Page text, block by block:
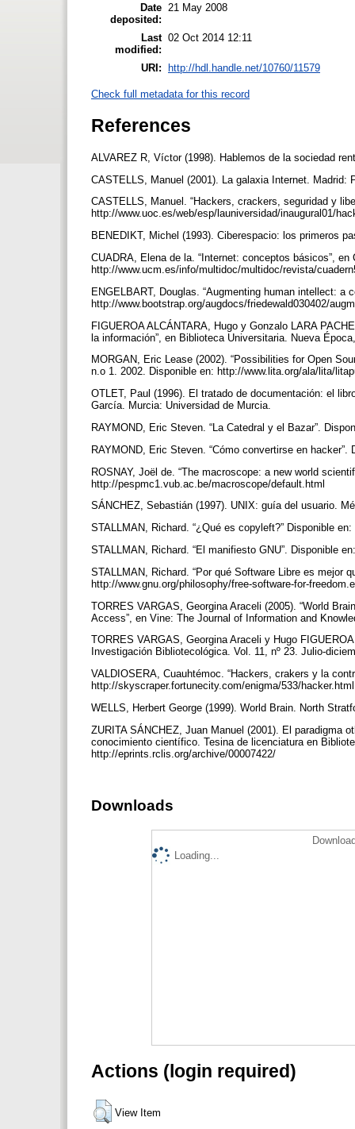
Date
deposited:
21 May 2008
Last
modified:
02 Oct 2014 12:11
URI: http://hdl.handle.net/10760/11579
Check full metadata for this record
References
ALVAREZ R, Víctor (1998). Hablemos de la sociedad
CASTELLS, Manuel (2001). La galaxia Internet. Madrid:
CASTELLS, Manuel. “Hackers, crackers, seguridad y
http://www.uoc.es/web/esp/launiversidad/inaugural01/
BENEDIKT, Michel (1993). Ciberespacio: los primeros
CUADRA, Elena de la. “Internet: conceptos básicos”,
http://www.ucm.es/info/multidoc/multidoc/revista/
ENGELBART, Douglas. “Augmenting human intellect: a
http://www.bootstrap.org/augdocs/friedewald030402/
FIGUEROA ALCÁNTARA, Hugo y Gonzalo LARA
la información”, en Biblioteca Universitaria. Nueva
MORGAN, Eric Lease (2002). “Possibilities for Open
n.o 1. 2002. Disponible en: http://www.lita.org/ala/lita/
OTLET, Paul (1996). El tratado de documentación: el
García. Murcia: Universidad de Murcia.
RAYMOND, Eric Steven. “La Catedral y el Bazar”.
RAYMOND, Eric Steven. “Cómo convertirse en
ROSNAY, Joël de. “The macroscope: a new world
http://pespmc1.vub.ac.be/macroscope/default.html
SÁNCHEZ, Sebastián (1997). UNIX: guía del usuario.
STALLMAN, Richard. “¿Qué es copyleft?” Disponible
STALLMAN, Richard. “El manifiesto GNU”. Disponible
STALLMAN, Richard. “Por qué Software Libre es mejor
http://www.gnu.org/philosophy/free-software-for-
TORRES VARGAS, Georgina Araceli (2005). “World
Access”, en Vine: The Journal of Information and
TORRES VARGAS, Georgina Araceli y Hugo
Investigación Bibliotecológica. Vol. 11, nº 23. Julio-
VALDIOSERA, Cuauhtémoc. “Hackers, crakers y la
http://skyscraper.fortunecity.com/enigma/533/
WELLS, Herbert George (1999). World Brain. North
ZURITA SÁNCHEZ, Juan Manuel (2001). El paradigma
conocimiento científico. Tesina de licenciatura en
http://eprints.rclis.org/archive/00007422/
Downloads
Loading...
Actions (login required)
View Item